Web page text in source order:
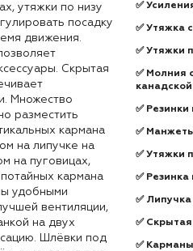
утяжки по низу
посадку
движения.
Скрытая
Множество
разместить
кармана
на липучке на
на пуговицах,
кармана
удобными
вентиляции,
на двух
Шлёвки под
✅
✅ Утяжка
✅ Утяжки
✅ Молния
✅ Резинки
✅
✅ Утяжки
✅ Резинка
✅
✅
✅